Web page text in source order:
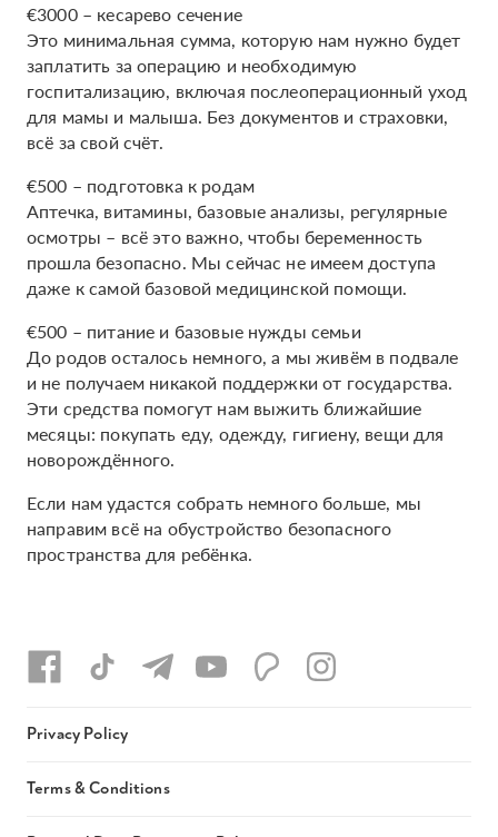
€3000 – кесарево сечение
Это минимальная сумма, которую нам нужно будет
заплатить за операцию и необходимую
госпитализацию, включая послеоперационный уход
для мамы и малыша. Без документов и страховки,
всё за свой счёт.
€500 – подготовка к родам
Аптечка, витамины, базовые анализы, регулярные
осмотры – всё это важно, чтобы беременность
прошла безопасно. Мы сейчас не имеем доступа
даже к самой базовой медицинской помощи.
€500 – питание и базовые нужды семьи
До родов осталось немного, а мы живём в подвале
и не получаем никакой поддержки от государства.
Эти средства помогут нам выжить ближайшие
месяцы: покупать еду, одежду, гигиену, вещи для
новорождённого.
Если нам удастся собрать немного больше, мы
направим всё на обустройство безопасного
пространства для ребёнка.
Privacy Policy
Terms & Conditions